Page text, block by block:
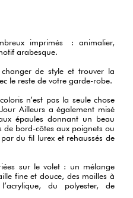
imprimés : animalier,
arabesque.
de style et trouver la
le reste de votre garde-robe.
n’est pas la seule chose
Ailleurs a également misé
épaules donnant un beau
de bord-côtes aux poignets ou
du fil lurex et rehaussés de
sur le volet : un mélange
fine et douce, des mailles à
du polyester, de